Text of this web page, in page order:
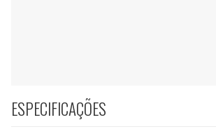
ESPECIFICAÇÕES